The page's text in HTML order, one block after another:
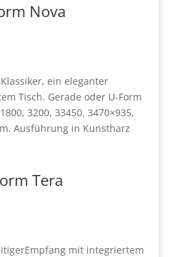
Nova
ein eleganter
Tisch. Gerade oder U-Form
3200, 33450, 3470×935,
Ausführung in Kunstharz
Tera
mit integriertem